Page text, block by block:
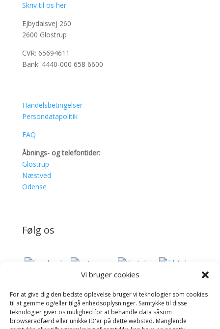
Vi bruger cookies
For at give dig den bedste oplevelse bruger vi teknologier som cookies
til at gemme og/eller tilgå enhedsoplysninger. Samtykke til disse
teknologier giver os mulighed for at behandle data såsom
browseradfærd eller unikke ID'er på dette websted. Manglende
Skriv til os her.
Ejbydalsvej 260
2600 Glostrup
CVR: 65694611
Bank: 4440-000 658 6600
Handelsbetingelser
Persondatapolitik
FAQ
Åbnings- og telefontider:
Glostrup
Næstved
Odense
Følg os
Donér til Inges Kattehjem